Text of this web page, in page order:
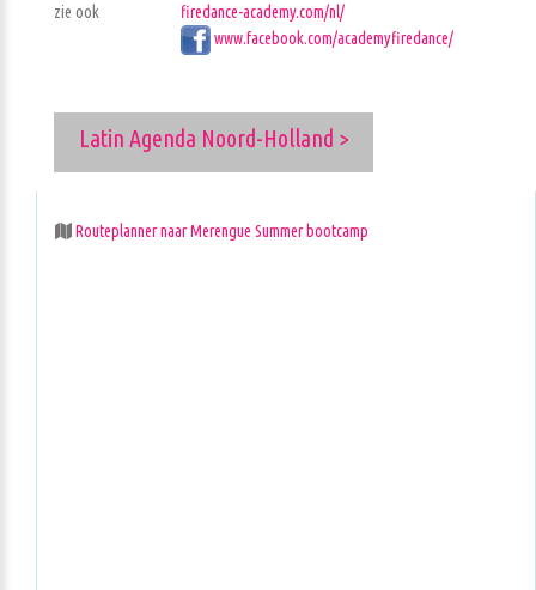
zie ook
firedance-academy.com/nl/
www.facebook.com/academyfiredance/
Latin Agenda Noord-Holland >
Routeplanner naar Merengue Summer bootcamp